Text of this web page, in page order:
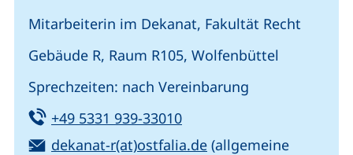
Mitarbeiterin im Dekanat, Fakultät Recht
Gebäude R, Raum R105, Wolfenbüttel
Sprechzeiten: nach Vereinbarung
Tel:
+49 5331 939-33010(startet einen
E-Mail:
dekanat-r(at)ostfalia.de(öffnet Ihr E-Mail-
(allgemeine